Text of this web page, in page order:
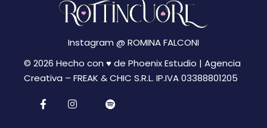
Instagram @ ROMINA FALCONI
© 2026 Hecho con ♥ de Phoenix Estudio | Agencia
Creativa –FREAK & CHIC S.R.L. IP.IVA 03388801205